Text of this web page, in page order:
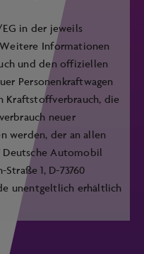
in der jeweils
Weitere Informationen
und den offiziellen
Personenkraftwagen
Kraftstoffverbrauch, die
neuer
werden, der an allen
Deutsche Automobil
1, D-73760
unentgeltlich erhältlich